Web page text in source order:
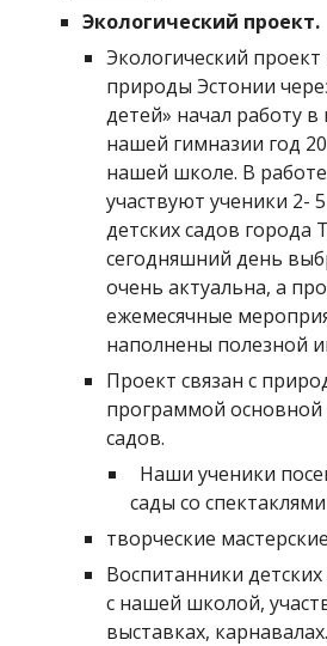
Экологический проект.
Экологический проект
природы Эстонии
детей» начал работу
нашей гимназии год
нашей школе. В
участвуют ученики 2-
детских садов города
сегодняшний день
очень актуальна, а
ежемесячные
наполнены полезной
Проект связан с
программой
садов.
Наши ученики
сады со
творческие
Воспитанники
с нашей школой,
выставках,